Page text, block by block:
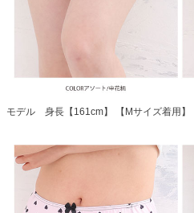
モデル 身長【161cm】 【Mサイズ着用